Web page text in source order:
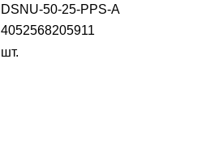
DSNU-50-25-PPS-A
4052568205911
шт.